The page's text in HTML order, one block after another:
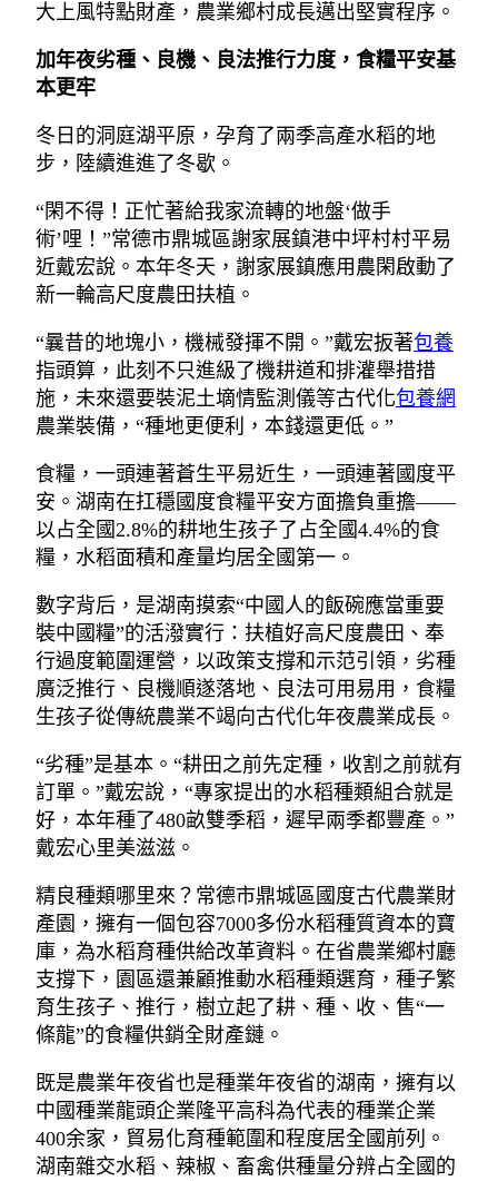
大上風特點財產，農業鄉村成長邁出堅實程序。
加年夜劣種、良機、良法推行力度，食糧平安基
本更牢
冬日的洞庭湖平原，孕育了兩季高產水稻的地
步，陸續進進了冬歇。
“閑不得！正忙著給我家流轉的地盤‘做手
術’哩！”常德市鼎城區謝家展鎮港中坪村村平易
近戴宏說。本年冬天，謝家展鎮應用農閑啟動了
新一輪高尺度農田扶植。
“曩昔的地塊小，機械發揮不開。”戴宏扳著包養
指頭算，此刻不只進級了機耕道和排灌舉措措
施，未來還要裝泥土墑情監測儀等古代化包養網
農業裝備，“種地更便利，本錢還更低。”
食糧，一頭連著蒼生平易近生，一頭連著國度平
安。湖南在扛穩國度食糧平安方面擔負重擔——
以占全國2.8%的耕地生孩子了占全國4.4%的食
糧，水稻面積和產量均居全國第一。
數字背后，是湖南摸索“中國人的飯碗應當重要
裝中國糧”的活潑實行：扶植好高尺度農田、奉
行過度範圍運營，以政策支撐和示范引領，劣種
廣泛推行、良機順遂落地、良法可用易用，食糧
生孩子從傳統農業不竭向古代化年夜農業成長。
“劣種”是基本。“耕田之前先定種，收割之前就有
訂單。”戴宏說，“專家提出的水稻種類組合就是
好，本年種了480畝雙季稻，遲早兩季都豐產。”
戴宏心里美滋滋。
精良種類哪里來？常德市鼎城區國度古代農業財
產園，擁有一個包容7000多份水稻種質資本的寶
庫，為水稻育種供給改革資料。在省農業鄉村廳
支撐下，園區還兼顧推動水稻種類選育，種子繁
育生孩子、推行，樹立起了耕、種、收、售“一
條龍”的食糧供銷全財產鏈。
既是農業年夜省也是種業年夜省的湖南，擁有以
中國種業龍頭企業隆平高科為代表的種業企業
400余家，貿易化育種範圍和程度居全國前列。
湖南雜交水稻、辣椒、畜禽供種量分辨占全國的